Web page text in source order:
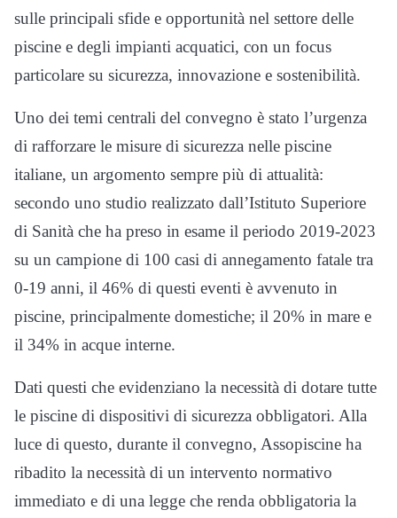
sulle principali sfide e opportunità nel settore delle
piscine e degli impianti acquatici, con un focus
particolare su sicurezza, innovazione e sostenibilità.
Uno dei temi centrali del convegno è stato l’urgenza
di rafforzare le misure di sicurezza nelle piscine
italiane, un argomento sempre più di attualità:
secondo uno studio realizzato dall’Istituto Superiore
di Sanità che ha preso in esame il periodo 2019-2023
su un campione di 100 casi di annegamento fatale tra
0-19 anni, il 46% di questi eventi è avvenuto in
piscine, principalmente domestiche; il 20% in mare e
il 34% in acque interne.
Dati questi che evidenziano la necessità di dotare tutte
le piscine di dispositivi di sicurezza obbligatori. Alla
luce di questo, durante il convegno, Assopiscine ha
ribadito la necessità di un intervento normativo
immediato e di una legge che renda obbligatoria la